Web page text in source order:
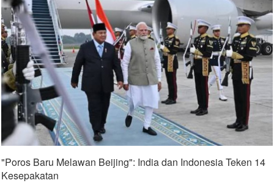
"Poros Baru Melawan Beijing": India dan Indonesia Teken 14
Kesepakatan